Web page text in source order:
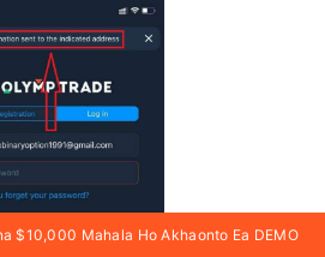
$10,000 Mahala Ho Akhaonto Ea DEMO